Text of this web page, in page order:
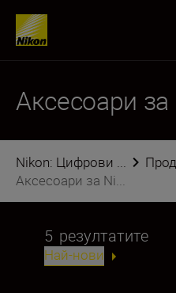
Аксесоари за
Nikon: Цифрови ...
Аксесоари за Ni...
5 резултатите
Най-нови